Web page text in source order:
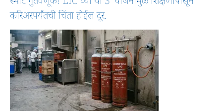
करिअरपर्यंतची चिंता होईल दूर.